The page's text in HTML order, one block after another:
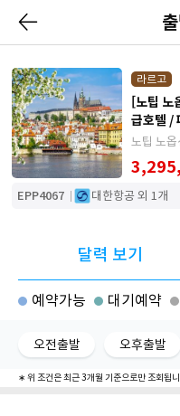
라르고
[노팁 노
급호텔 /
노팁 노옵
봐야할 소
EPP4067 대한항공 외 1개
달력 보기
예약가능 대기예약
오전출발 오후출발
∗ 위 조건은 최근 3개월 기준으로만 조회됩